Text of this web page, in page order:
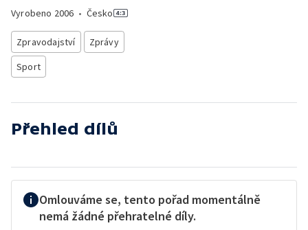
Vyrobeno 2006 • Česko
Zpravodajství
Zprávy
Sport
Přehled dílů
Omlouváme se, tento pořad momentálně
nemá žádné přehratelné díly.